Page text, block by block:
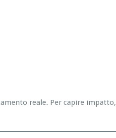
reale. Per capire